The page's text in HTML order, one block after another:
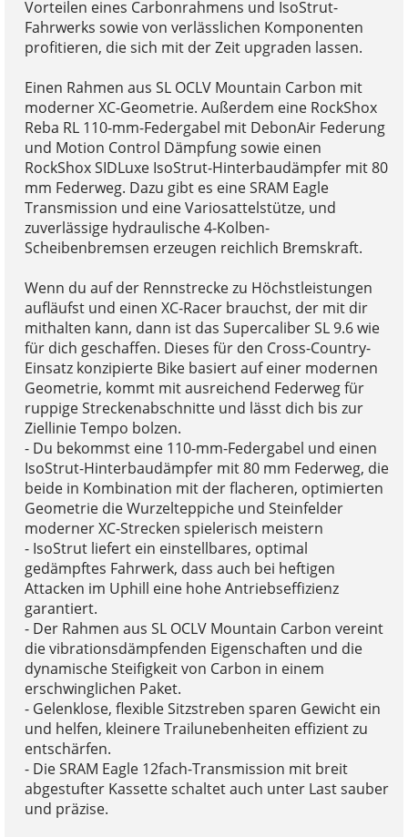
Vorteilen eines Carbonrahmens und IsoStrut-
Fahrwerks sowie von verlässlichen Komponenten
profitieren, die sich mit der Zeit upgraden lassen.
Einen Rahmen aus SL OCLV Mountain Carbon mit
moderner XC-Geometrie. Außerdem eine RockShox
Reba RL 110-mm-Federgabel mit DebonAir Federung
und Motion Control Dämpfung sowie einen
RockShox SIDLuxe IsoStrut-Hinterbaudämpfer mit 80
mm Federweg. Dazu gibt es eine SRAM Eagle
Transmission und eine Variosattelstütze, und
zuverlässige hydraulische 4-Kolben-
Scheibenbremsen erzeugen reichlich Bremskraft.
Wenn du auf der Rennstrecke zu Höchstleistungen
aufläufst und einen XC-Racer brauchst, der mit dir
mithalten kann, dann ist das Supercaliber SL 9.6 wie
für dich geschaffen. Dieses für den Cross-Country-
Einsatz konzipierte Bike basiert auf einer modernen
Geometrie, kommt mit ausreichend Federweg für
ruppige Streckenabschnitte und lässt dich bis zur
Ziellinie Tempo bolzen.
- Du bekommst eine 110-mm-Federgabel und einen
IsoStrut-Hinterbaudämpfer mit 80 mm Federweg, die
beide in Kombination mit der flacheren, optimierten
Geometrie die Wurzelteppiche und Steinfelder
moderner XC-Strecken spielerisch meistern
- IsoStrut liefert ein einstellbares, optimal
gedämpftes Fahrwerk, dass auch bei heftigen
Attacken im Uphill eine hohe Antriebseffizienz
garantiert.
- Der Rahmen aus SL OCLV Mountain Carbon vereint
die vibrationsdämpfenden Eigenschaften und die
dynamische Steifigkeit von Carbon in einem
erschwinglichen Paket.
- Gelenklose, flexible Sitzstreben sparen Gewicht ein
und helfen, kleinere Trailunebenheiten effizient zu
entschärfen.
- Die SRAM Eagle 12fach-Transmission mit breit
abgestufter Kassette schaltet auch unter Last sauber
und präzise.